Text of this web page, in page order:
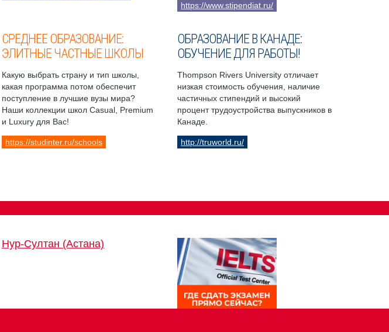
https://www.stipendiat.ru/
СРЕДНЕЕ ОБРАЗОВАНИЕ:
ЭЛИТНЫЕ ЧАСТНЫЕ ШКОЛЫ
Какую выбрать страну и тип школы,
какая программа потом обеспечит
поступление в лучшие вузы мира?
Наши коллекции школ Casual, Premium
и Luxury для Вас!
https://studinter.ru/schools
ОБРАЗОВАНИЕ В КАНАДЕ:
ОБУЧЕНИЕ ДЛЯ РАБОТЫ!
Thompson Rivers University отличает
низкая стоимость обучения, наличие
частичных стипендий и высокий
процент трудоустройства выпускников в
Канаде.
http://truworld.ru/
Нур-Султан (Астана)